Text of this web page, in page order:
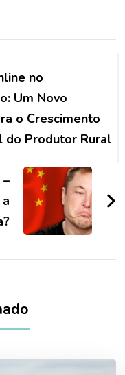
no
Um Novo
o Crescimento
do Produtor Rural